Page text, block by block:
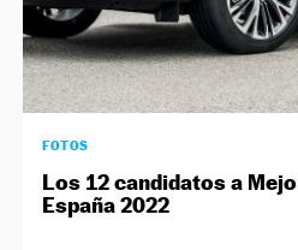
FOTOS
Los 12 candidatos a
España 2022